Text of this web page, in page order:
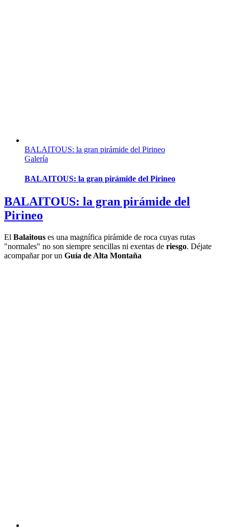
BALAITOUS: la gran pirámide del Pirineo
Galería
BALAITOUS: la gran pirámide del Pirineo
BALAITOUS: la gran pirámide del
Pirineo
El Balaitous es una magnífica pirámide de roca cuyas rutas
"normales" no son siempre sencillas ni exentas de riesgo. Déjate
acompañar por un Guía de Alta Montaña